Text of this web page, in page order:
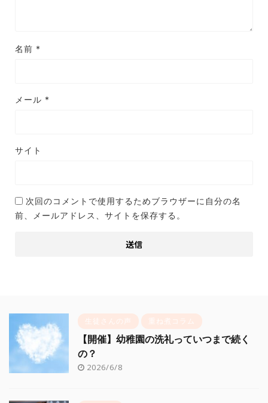
名前 *
メール *
サイト
次回のコメントで使用するためブラウザーに自分の名
前、メールアドレス、サイトを保存する。
生徒さんの声 重ね煮コラム
【開催】幼稚園の洗礼っていつまで続く
の？
2026/6/8